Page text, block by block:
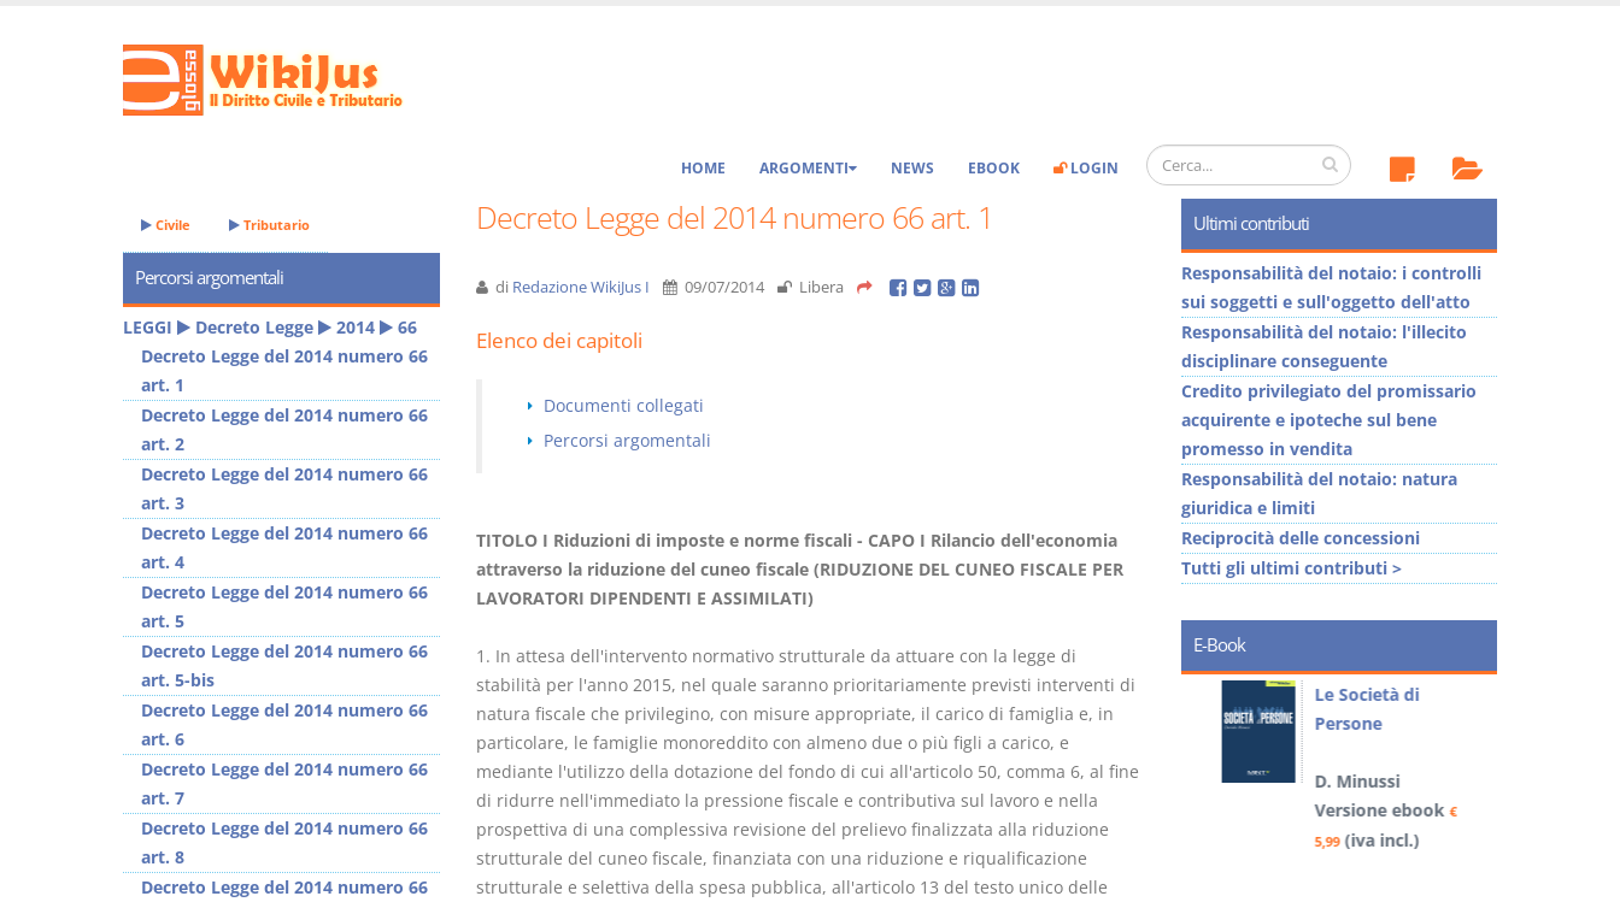
HOME ARGOMENTI NEWS EBOOK LOGIN
Decreto Legge del 2014 numero 66 art. 1
di Redazione WikiJus I 09/07/2014 Libera
Elenco dei capitoli
Documenti collegati
Percorsi argomentali
TITOLO I Riduzioni di imposte e norme fiscali - CAPO I Rilancio dell'economia
attraverso la riduzione del cuneo fiscale (RIDUZIONE DEL CUNEO FISCALE PER
LAVORATORI DIPENDENTI E ASSIMILATI)
1. In attesa dell'intervento normativo strutturale da attuare con la legge di
stabilità per l'anno 2015, nel quale saranno prioritariamente previsti interventi di
natura fiscale che privilegino, con misure appropriate, il carico di famiglia e, in
particolare, le famiglie monoreddito con almeno due o più figli a carico, e
mediante l'utilizzo della dotazione del fondo di cui all'articolo 50, comma 6, al fine
di ridurre nell'immediato la pressione fiscale e contributiva sul lavoro e nella
prospettiva di una complessiva revisione del prelievo finalizzata alla riduzione
strutturale del cuneo fiscale, finanziata con una riduzione e riqualificazione
strutturale e selettiva della spesa pubblica, all'articolo 13 del testo unico delle
Civile Tributario
Percorsi argomentali
LEGGI Decreto Legge 2014
66
Decreto Legge del 2014 numero 66
art. 1
Decreto Legge del 2014 numero 66
art. 2
Decreto Legge del 2014 numero 66
art. 3
Decreto Legge del 2014 numero 66
art. 4
Decreto Legge del 2014 numero 66
art. 5
Decreto Legge del 2014 numero 66
art. 5-bis
Decreto Legge del 2014 numero 66
art. 6
Decreto Legge del 2014 numero 66
art. 7
Decreto Legge del 2014 numero 66
art. 8
Decreto Legge del 2014 numero 66
Ultimi contributi
Responsabilità del notaio: i controlli
sui soggetti e sull'oggetto dell'atto
Responsabilità del notaio: l'illecito
disciplinare conseguente
Credito privilegiato del promissario
acquirente e ipoteche sul bene
promesso in vendita
Responsabilità del notaio: natura
giuridica e limiti
Reciprocità delle concessioni
Tutti gli ultimi contributi >
E-Book
Prescrizione e
Versione ebook
(iva incl.)
Rapporto e
relazione giuridica
D. Minussi
Versione ebook€
5,99 (iva incl.)
I Singoli Contratti
D. Minussi
Versione ebook €
5,99 (iva incl.)
Il Condominio
La riforma di cui alla
legge 220/2012
S. D'Andrea – D.
Minussi
Versione ebook
6,99
(iva incl.)
Le Società di
Persone
D. Minussi
Versione ebook€
5,99 (iva incl.)